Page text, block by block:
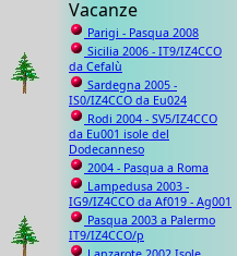
Vacanze
Parigi - Pasqua 2008
Sicilia 2006 - IT9/IZ4CCO
da Cefalù
Sardegna 2005 -
IS0/IZ4CCO da Eu024
Rodi 2004 - SV5/IZ4CCO
da Eu001 isole del
Dodecanneso
2004 - Pasqua a Roma
Lampedusa 2003 -
IG9/IZ4CCO da Af019 - Ag001
Pasqua 2003 a Palermo
IT9/IZ4CCO/p